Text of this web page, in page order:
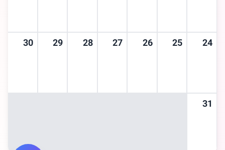
24
25
26
27
28
29
30
31